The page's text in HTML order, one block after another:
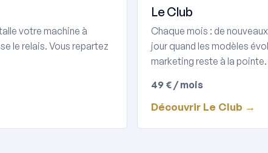
votre machine à
le relais. Vous repartez
Le Club
Chaque mois : de
jour quand les modèles
marketing reste à la pointe.
49 € / mois
Découvrir Le Club →